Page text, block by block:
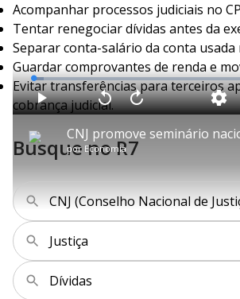
Acompanhar processos judiciais no
Tentar renegociar dívidas antes da
Separar conta-salário da conta usada
Guardar comprovantes de renda e
Evitar transferências para terceiros
cobrança judicial.
P
l
a
y
por Economia
P V
t
a
r
u
n
o
A
n
ç
a
g
u
d
L
o
a
d
e
4
.
0
Busque no R7
CNJ (Conselho Nacional de
Justiça
Dívidas